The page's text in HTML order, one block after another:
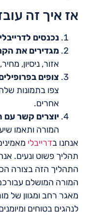
אז איך זה
נכנסים
מגדירים את
אזור, ניסיון,
צופים
צפו בתמונות
אחרים.
יוצרים קשר עם
המורה ותאמו
אנחנו בדרייבלי
תהליך פשוט ונעים.
התהליך הזה בצורה
המורה המושלם
מאגר רחב ומגוון של
לנהגים בטוחים